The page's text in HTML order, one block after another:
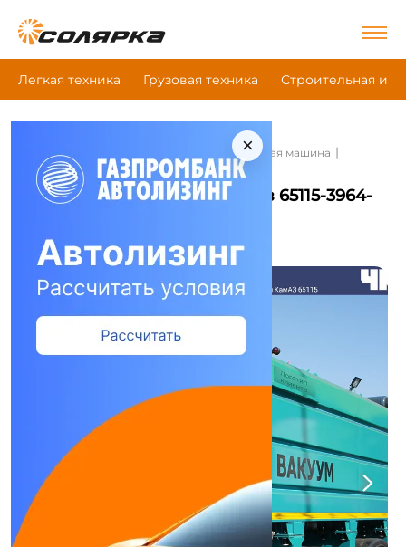
Легкая техника Грузовая техника Строительная и
×
Главная Илососная машина |
Камаз 65115-3964-48 Ав-7-3-К
Илососная машина Камаз 65115-3964-
Сравнить